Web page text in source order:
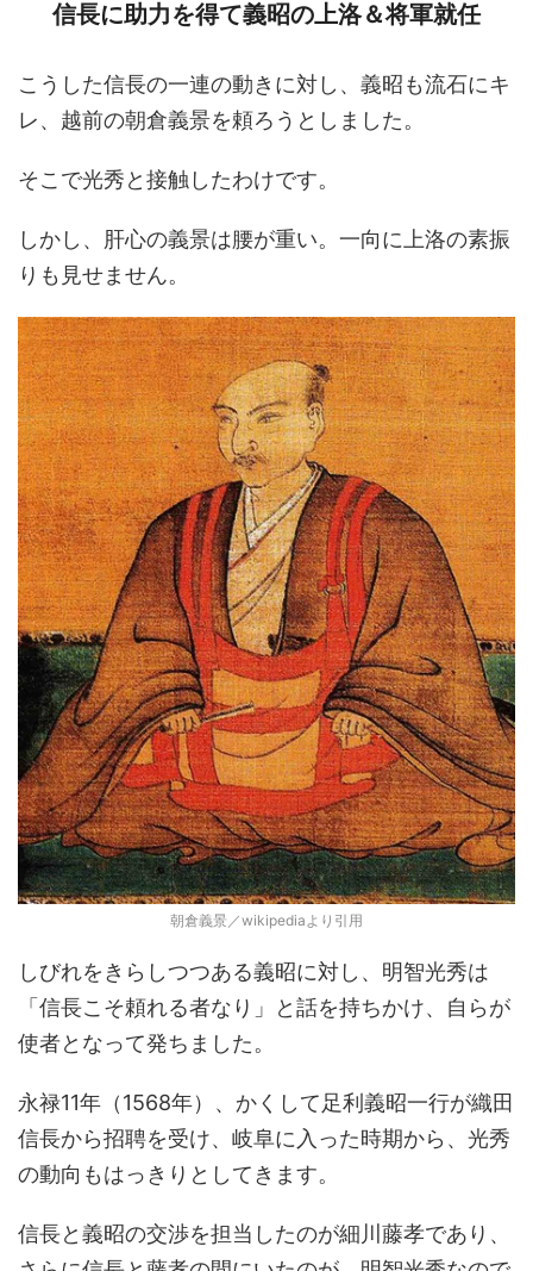
信長に助力を得て義昭の上洛＆将軍就任
こうした信長の一連の動きに対し、義昭も流石にキ
レ、越前の朝倉義景を頼ろうとしました。
そこで光秀と接触したわけです。
しかし、肝心の義景は腰が重い。一向に上洛の素振
りも見せません。
朝倉義景／wikipediaより引用
しびれをきらしつつある義昭に対し、明智光秀は
「信長こそ頼れる者なり」と話を持ちかけ、自らが
使者となって発ちました。
永禄11年（1568年）、かくして足利義昭一行が織田
信長から招聘を受け、岐阜に入った時期から、光秀
の動向もはっきりとしてきます。
信長と義昭の交渉を担当したのが細川藤孝であり、